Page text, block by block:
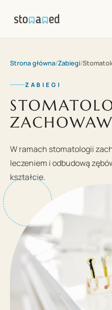
Strona główna/Zabiegi/
ZABIEGI
W ramach stomatologii
leczeniem i odbudową
kształcie.